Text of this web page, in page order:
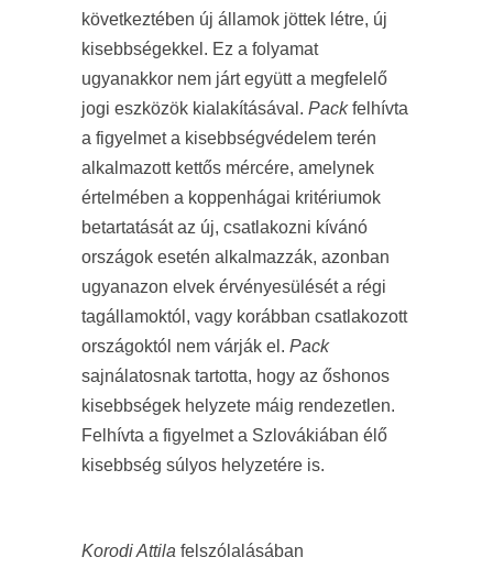
következtében új államok jöttek létre, új
kisebbségekkel. Ez a folyamat
ugyanakkor nem járt együtt a megfelelő
jogi eszközök kialakításával. Packfelhívta
a figyelmet a kisebbségvédelem terén
alkalmazott kettős mércére, amelynek
értelmében a koppenhágai kritériumok
betartatását az új, csatlakozni kívánó
országok esetén alkalmazzák, azonban
ugyanazon elvek érvényesülését a régi
tagállamoktól, vagy korábban csatlakozott
országoktól nem várják el. Pack
sajnálatosnak tartotta, hogy az őshonos
kisebbségek helyzete máig rendezetlen.
Felhívta a figyelmet a Szlovákiában élő
kisebbség súlyos helyzetére is.
Korodi Attila felszólalásában